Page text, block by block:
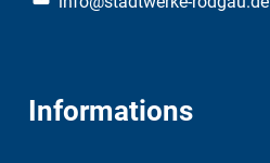
Informations